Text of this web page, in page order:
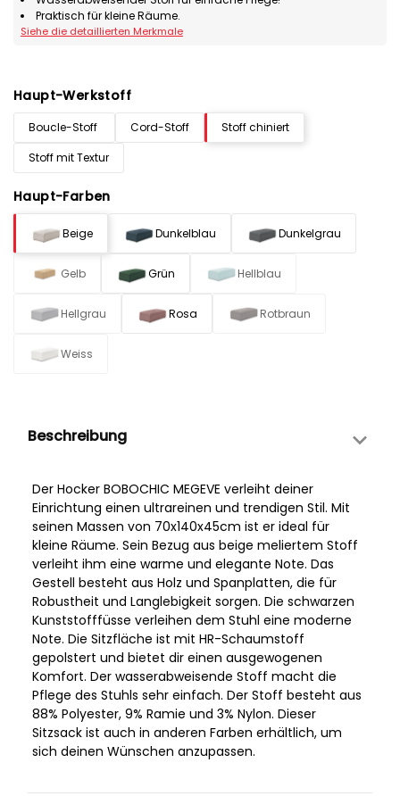
Praktisch für kleine Räume.
Siehe die detaillierten Merkmale
Haupt-Werkstoff
Boucle-Stoff Cord-Stoff
Stoff chiniert
Stoff mit Textur
Haupt-Farben
Beige Dunkelblau Dunkelgrau
Gelb Grün Hellblau
Hellgrau Rosa Rotbraun
Weiss
Beschreibung
Der Hocker BOBOCHIC MEGEVE verleiht deiner
Einrichtung einen ultrareinen und trendigen Stil. Mit
seinen Massen von 70x140x45cm ist er ideal für
kleine Räume. Sein Bezug aus beige meliertem Stoff
verleiht ihm eine warme und elegante Note. Das
Gestell besteht aus Holz und Spanplatten, die für
Robustheit und Langlebigkeit sorgen. Die schwarzen
Kunststofffüsse verleihen dem Stuhl eine moderne
Note. Die Sitzfläche ist mit HR-Schaumstoff
gepolstert und bietet dir einen ausgewogenen
Komfort. Der wasserabweisende Stoff macht die
Pflege des Stuhls sehr einfach. Der Stoff besteht aus
88% Polyester, 9% Ramie und 3% Nylon. Dieser
Sitzsack ist auch in anderen Farben erhältlich, um
sich deinen Wünschen anzupassen.